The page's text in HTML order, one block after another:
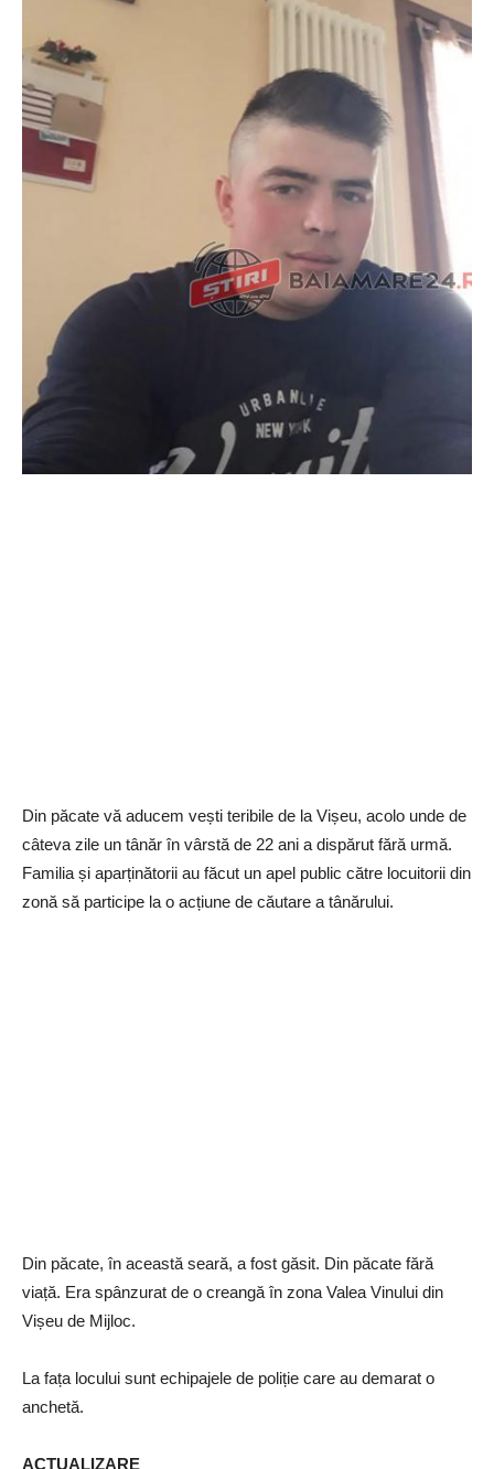
Din păcate vă aducem vești teribile de la Vișeu, acolo unde de
câteva zile un tânăr în vârstă de 22 ani a dispărut fără urmă.
Familia și aparținătorii au făcut un apel public către locuitorii din
zonă să participe la o acțiune de căutare a tânărului.
Din păcate, în această seară, a fost găsit. Din păcate fără
viață. Era spânzurat de o creangă în zona Valea Vinului din
Vișeu de Mijloc.
La fața locului sunt echipajele de poliție care au demarat o
anchetă.
ACTUALIZARE